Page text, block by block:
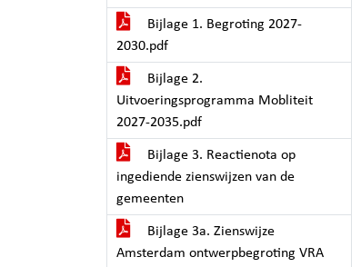
Bijlage 1. Begroting 2027-
2030.pdf
Bijlage 2.
Uitvoeringsprogramma Mobliteit
2027-2035.pdf
Bijlage 3. Reactienota op
ingediende zienswijzen van de
gemeenten
Bijlage 3a. Zienswijze
Amsterdam ontwerpbegroting VRA